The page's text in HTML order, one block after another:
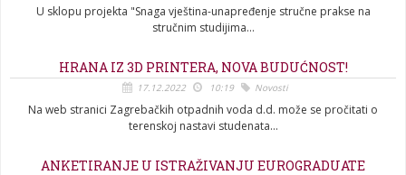
U sklopu projekta "Snaga vještina-unapređenje stručne prakse na
stručnim studijima...
HRANA IZ 3D PRINTERA, NOVA BUDUĆNOST!
17.12.2022 10:19 Novosti
Na web stranici Zagrebačkih otpadnih voda d.d. može se pročitati o
terenskoj nastavi studenata...
ANKETIRANJE U ISTRAŽIVANJU EUROGRADUATE